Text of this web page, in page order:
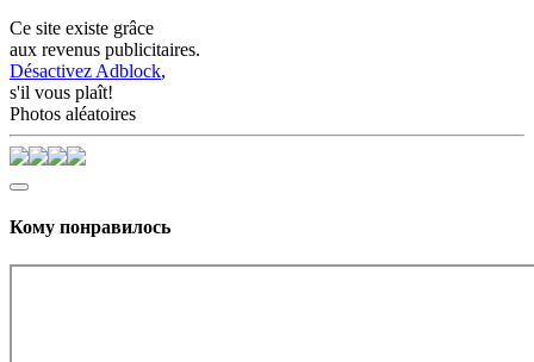
Ce site existe grâce
aux revenus publicitaires.
Désactivez Adblock,
s'il vous plaît!
Photos aléatoires
Кому понравилось